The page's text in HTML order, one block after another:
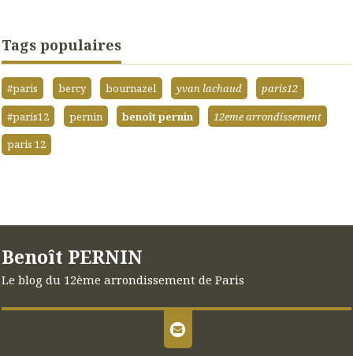
Tags populaires
#paris bercy bournazel yvan lachaud
paris12
#paris12
pernin benoît pernin
12eme arrondissement
paris 12
Benoît PERNIN
Le blog du 12ème arrondissement de Paris